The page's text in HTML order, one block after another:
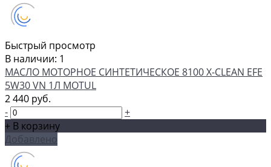
Быстрый просмотр
В наличии: 1
МАСЛО МОТОРНОЕ СИНТЕТИЧЕСКОЕ 8100 X-CLEAN EFE
5W30 VN 1Л MOTUL
2 440 руб.
-
+
+ В корзину
Добавлено